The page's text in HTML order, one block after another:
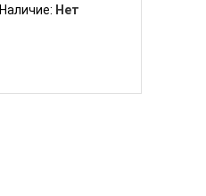
Наличие: Нет